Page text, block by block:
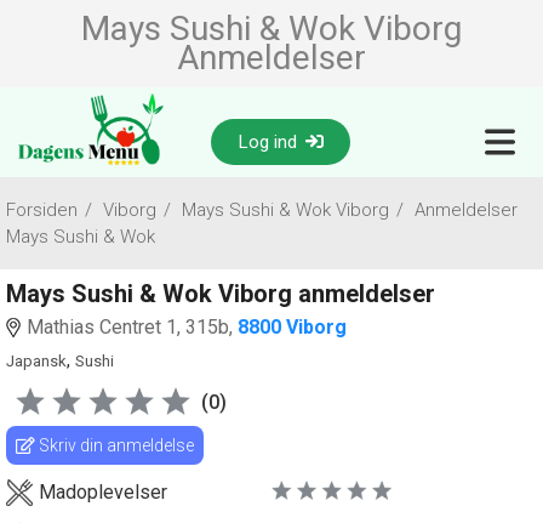
Mays Sushi & Wok Viborg
Anmeldelser
Log ind
Forsiden / Viborg / Mays Sushi & Wok Viborg / Anmeldelser
Mays Sushi & Wok
Mays Sushi & Wok Viborg anmeldelser
Mathias Centret 1, 315b, 8800 Viborg
Japansk, Sushi
(0)
Skriv din anmeldelse
Madoplevelser